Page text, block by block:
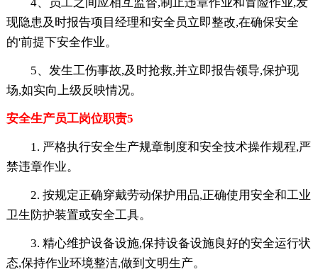
现隐患及时报告项目经理和安全员立即整改,在确保安全
的'前提下安全作业。
5、发生工伤事故,及时抢救,并立即报告领导,保护现
场,如实向上级反映情况。
安全生产员工岗位职责5
1. 严格执行安全生产规章制度和安全技术操作规程,严
禁违章作业。
2. 按规定正确穿戴劳动保护用品,正确使用安全和工业
卫生防护装置或安全工具。
3. 精心维护设备设施,保持设备设施良好的安全运行状
态,保持作业环境整洁,做到文明生产。